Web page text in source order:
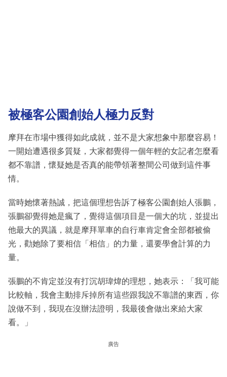
被極客公園創始人極力反對
摩拜在市場中獲得如此成就，並不是大家想象中那麼容易！
一開始遭遇很多質疑，大家都覺得一個年輕的女記者怎麼看
都不靠譜，懷疑她是否真的能帶領著整間公司做到這件事
情。
當時她懷著熱誠，把這個理想告訴了極客公園創始人張鵬，
張鵬卻覺得她是瘋了，覺得這個項目是一個大的坑，並提出
他最大的異議，就是摩拜單車的自行車肯定會全部都被偷
光，勸她除了要相信「相信」的力量，還要學會計算的力
量。
張鵬的不肯定並沒有打沉胡瑋煒的理想，她表示：「我可能
比較軸，我會主動排斥掉所有這些跟我說不靠譜的東西，你
說做不到，我現在沒辦法證明，我最後會做出來給大家
看。」
廣告